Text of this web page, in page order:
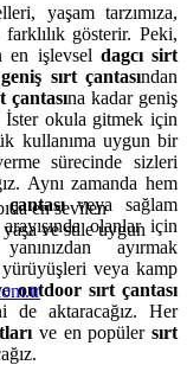
yaşam tarzımıza,
gösterir. Peki,
en işlevsel dagcı sirt
geniş sırt çantasından
çantasına kadar geniş
İster okula gitmek için
kullanıma uygun bir
sürecinde sizleri
Aynı zamanda hem
veya sağlam
olanlar için
ayırmak
veya kamp
outdoor sırt çantası
de aktaracağız. Her
ve en popülersırt
en sevilen
ve stile uygun